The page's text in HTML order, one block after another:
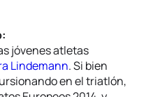
jóvenes atletas
Lindemann. Si bien
en el triatlón,